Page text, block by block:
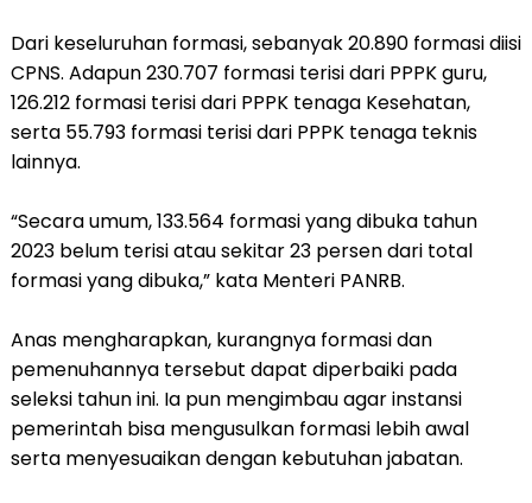
Dari keseluruhan formasi, sebanyak 20.890 formasi diisi
CPNS. Adapun 230.707 formasi terisi dari PPPK guru,
126.212 formasi terisi dari PPPK tenaga Kesehatan,
serta 55.793 formasi terisi dari PPPK tenaga teknis
lainnya.
“Secara umum, 133.564 formasi yang dibuka tahun
2023 belum terisi atau sekitar 23 persen dari total
formasi yang dibuka,” kata Menteri PANRB.
Anas mengharapkan, kurangnya formasi dan
pemenuhannya tersebut dapat diperbaiki pada
seleksi tahun ini. Ia pun mengimbau agar instansi
pemerintah bisa mengusulkan formasi lebih awal
serta menyesuaikan dengan kebutuhan jabatan.